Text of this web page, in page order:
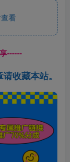
看
------
收藏本站。